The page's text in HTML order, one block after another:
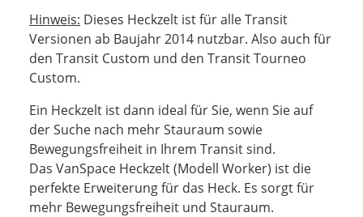
Hinweis: Dieses Heckzelt ist für alle Transit
Versionen ab Baujahr 2014 nutzbar. Also auch für
den Transit Custom und den Transit Tourneo
Custom.
Ein Heckzelt ist dann ideal für Sie, wenn Sie auf
der Suche nach mehr Stauraum sowie
Bewegungsfreiheit in Ihrem Transit sind.
Das VanSpace Heckzelt (Modell Worker) ist die
perfekte Erweiterung für das Heck. Es sorgt für
mehr Bewegungsfreiheit und Stauraum.